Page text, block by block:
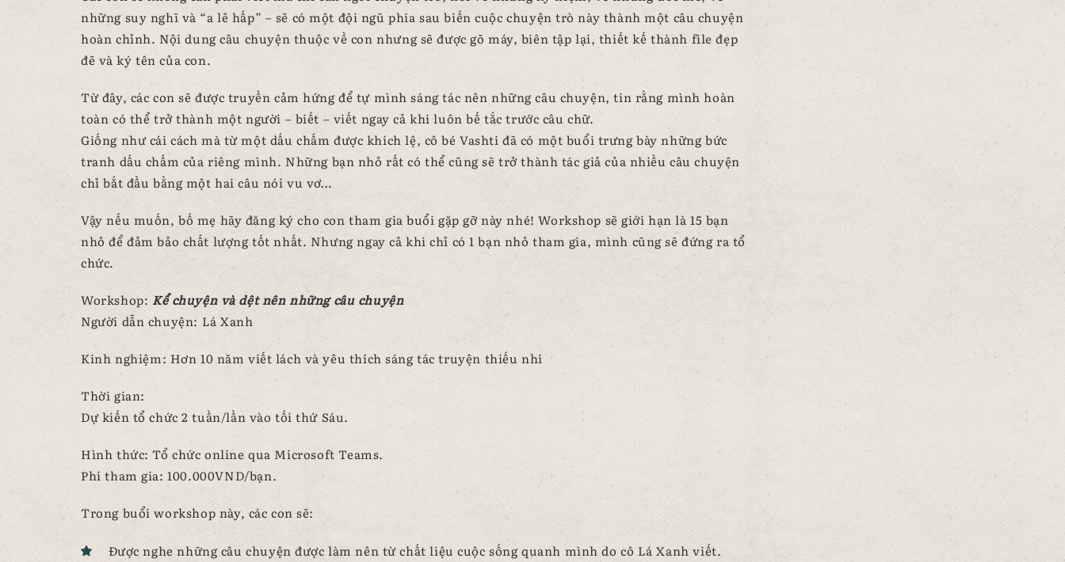
những suy nghĩ và “a lê hấp” – sẽ có một đội ngũ phía sau biến cuộc chuyện trò này thành một câu chuyện
hoàn chỉnh. Nội dung câu chuyện thuộc về con nhưng sẽ được gõ máy, biên tập lại, thiết kế thành file đẹp
đẽ và ký tên của con.
Từ đây, các con sẽ được truyền cảm hứng để tự mình sáng tác nên những câu chuyện, tin rằng mình hoàn
toàn có thể trở thành một người – biết – viết ngay cả khi luôn bế tắc trước câu chữ.
Giống như cái cách mà từ một dấu chấm được khích lệ, cô bé Vashti đã có một buổi trưng bày những bức
tranh dấu chấm của riêng mình. Những bạn nhỏ rất có thể cũng sẽ trở thành tác giả của nhiều câu chuyện
chỉ bắt đầu bằng một hai câu nói vu vơ…
Vậy nếu muốn, bố mẹ hãy đăng ký cho con tham gia buổi gặp gỡ này nhé! Workshop sẽ giới hạn là 15 bạn
nhỏ để đảm bảo chất lượng tốt nhất. Nhưng ngay cả khi chỉ có 1 bạn nhỏ tham gia, mình cũng sẽ đứng ra tổ
chức.
Workshop: Kể chuyện và dệt nên những câu chuyện
Người dẫn chuyện: Lá Xanh
Kinh nghiệm: Hơn 10 năm viết lách và yêu thích sáng tác truyện thiếu nhi
Thời gian:
Dự kiến tổ chức 2 tuần/lần vào tối thứ Sáu.
Hình thức: Tổ chức online qua Microsoft Teams.
Phí tham gia: 100.000VND/bạn.
Trong buổi workshop này, các con sẽ:
Được nghe những câu chuyện được làm nên từ chất liệu cuộc sống quanh mình do cô Lá Xanh viết.